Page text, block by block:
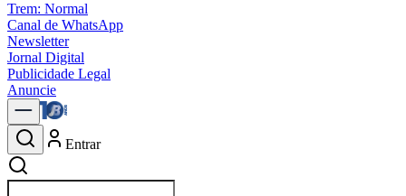
Trem: Normal
Canal de WhatsApp
Newsletter
Jornal Digital
Publicidade Legal
Anuncie
Entrar